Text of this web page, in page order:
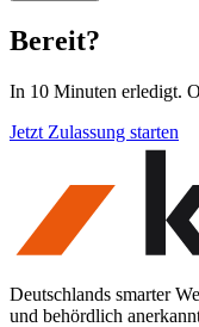
Bereit?
In 10 Minuten erledigt.
Jetzt Zulassung starten
Deutschlands smarter
und behördlich